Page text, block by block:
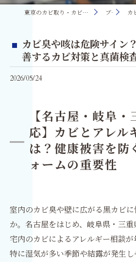
東京のカビ取り・カビ対策ならMIST工法®カビ取リフォーム ブログ カビ臭
カビ臭や咳は危険サイン
善するカビ対策と真菌検
2026/05/24
【名古屋・岐阜
応】カビとアレル
は？健康被害を防
ォームの重要性
室内のカビ臭や壁に広がる黒カビ
か。名古屋をはじめ、岐阜県・三
宅内のカビによるアレルギー相談が
特に湿気が多い季節や結露が発生